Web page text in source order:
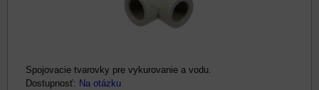
Spojovacie tvarovky pre vykurovanie a vodu.
Dostupnosť: Na otázku